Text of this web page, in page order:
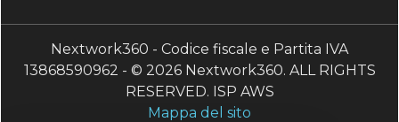
Nextwork360 - Codice fiscale e Partita IVA
13868590962 - © 2026 Nextwork360. ALL RIGHTS
RESERVED. ISP AWS
Mappa del sito